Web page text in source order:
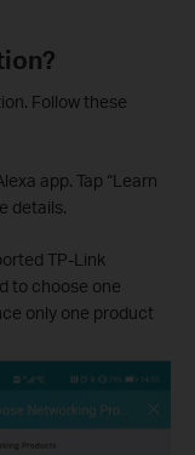
Follow these
app. Tap “Learn
details.
TP-Link
to choose one
only one product